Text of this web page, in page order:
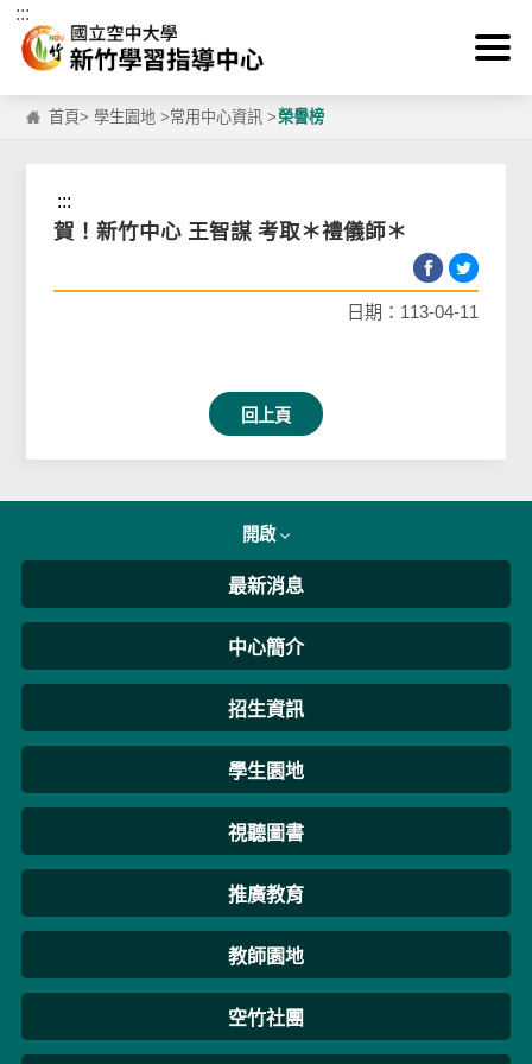
跳到主要內容區塊
:::
首頁>學生園地 >常用中心資訊 >榮譽榜
:::
賀！新竹中心 王智謀 考取＊禮儀師＊
日期：113-04-11
回上頁
開啟
最新消息
中心簡介
招生資訊
學生園地
視聽圖書
推廣教育
教師園地
空竹社團